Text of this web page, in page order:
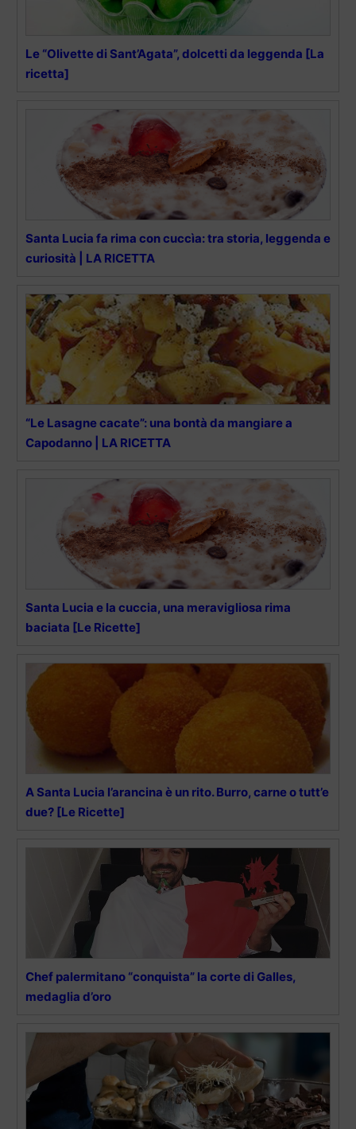
Le “Olivette di Sant’Agata”, dolcetti da leggenda [La
ricetta]
Santa Lucia fa rima con cuccìa: tra storia, leggenda e
curiosità | LA RICETTA
“Le Lasagne cacate”: una bontà da mangiare a
Capodanno | LA RICETTA
Santa Lucia e la cuccia, una meravigliosa rima
baciata [Le Ricette]
A Santa Lucia l’arancina è un rito. Burro, carne o tutt’e
due? [Le Ricette]
Chef palermitano “conquista” la corte di Galles,
medaglia d’oro